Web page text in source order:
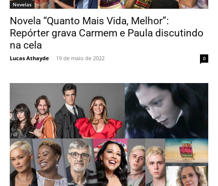
Novelas
Novela “Quanto Mais Vida, Melhor”:
Repórter grava Carmem e Paula discutindo
na cela
Lucas Athayde - 19 de maio de 2022 0